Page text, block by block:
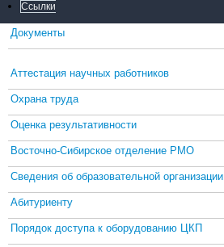
Ссылки
Документы
Аттестация научных работников
Охрана труда
Оценка результативности
Восточно-Сибирское отделение РМО
Сведения об образовательной организации
Абитуриенту
Порядок доступа к оборудованию ЦКП